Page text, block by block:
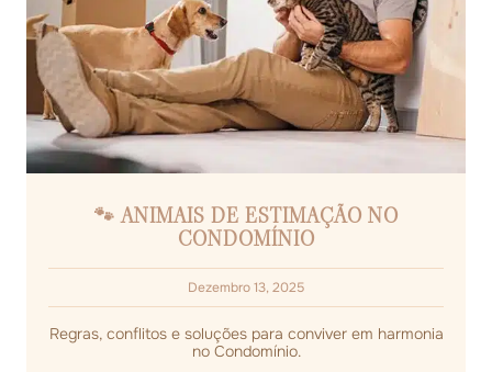
🐾 ANIMAIS DE ESTIMAÇÃO NO
CONDOMÍNIO
Dezembro 13, 2025
Regras, conflitos e soluções para conviver em harmonia
no Condomínio.